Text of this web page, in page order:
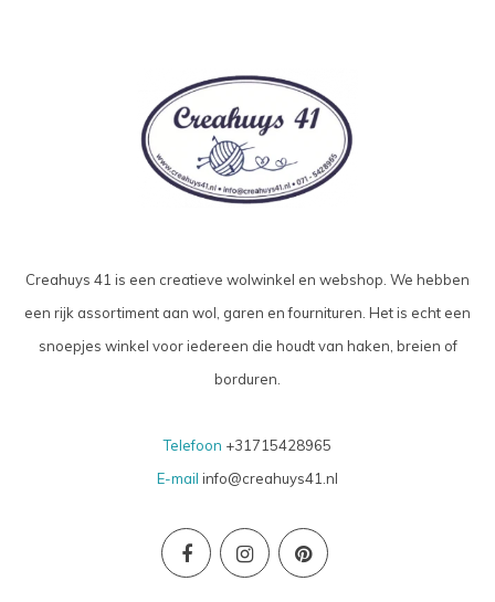
Creahuys 41 is een creatieve wolwinkel en webshop. We hebben
een rijk assortiment aan wol, garen en fournituren. Het is echt een
snoepjes winkel voor iedereen die houdt van haken, breien of
borduren.
Telefoon +31715428965
E-mail info@creahuys41.nl